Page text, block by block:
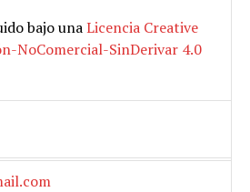
bajo unaLicencia Creative
NoComercial-SinDerivar 4.0